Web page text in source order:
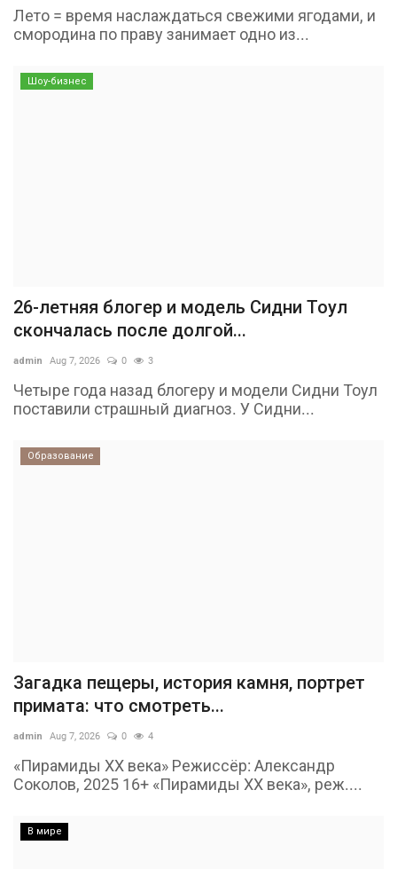
Лето = время наслаждаться свежими ягодами, и
смородина по праву занимает одно из...
Шоу-бизнес
26-летняя блогер и модель Сидни Тоул
скончалась после долгой...
admin Aug 7, 2026 0 3
Четыре года назад блогеру и модели Сидни Тоул
поставили страшный диагноз. У Сидни...
Образование
Загадка пещеры, история камня, портрет
примата: что смотреть...
admin Aug 7, 2026 0 4
«Пирамиды ХХ века» Режиссёр: Александр
Соколов, 2025 16+ «Пирамиды ХХ века», реж....
В мире